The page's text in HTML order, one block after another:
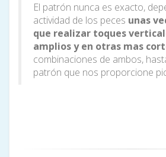
El patrón nunca es exacto,
actividad de los peces unas
que realizar toques
amplios y en otras mas
combinaciones de ambos,
patrón que nos proporcione